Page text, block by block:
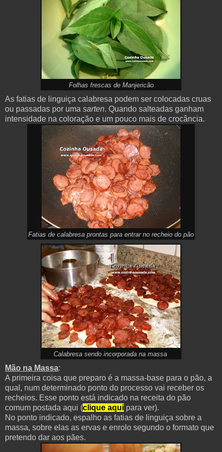
Folhas frescas de Manjericão
As fatias de linguiça calabresa podem ser colocadas cruas
ou passadas por uma sarten. Quando salteadas ganham
intensidade na coloração e um pouco mais de crocância.
Fatias de calabresa prontas para entrar no recheio do pão
Calabresa sendo incorporada na massa
Mão na Massa:
A primeira coisa que preparo é a massa-base para o pão, a
qual, num determinado ponto do processo vai receber os
recheios. Esse ponto está indicado na receita do pão
comum postada aqui (clique aqui para ver).
No ponto indicado, espalho as fatias de linguiça sobre a
massa, sobre elas as ervas e enrolo segundo o formato que
pretendo dar aos pães.